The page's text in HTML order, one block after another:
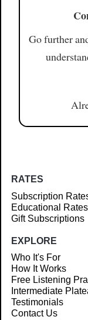
Go further
RATES
Subscription
Educational Rates
Gift Subscriptions
EXPLORE
Who It's For
How It Works
Free Listening
Intermediate
Testimonials
Contact Us